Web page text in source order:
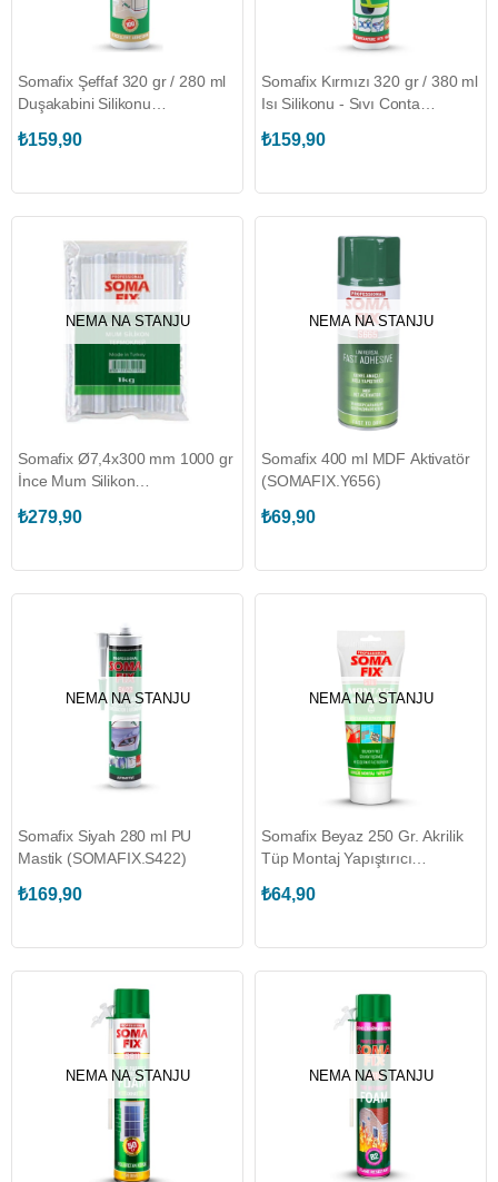
Somafix Şeffaf 320 gr / 280 ml
Duşakabini Silikonu
₺159,90
Somafix Kırmızı 320 gr / 380 ml
Isı Silikonu - Sıvı Conta
₺159,90
NEMA NA STANJU
Somafix Ø7,4x300 mm 1000 gr
İnce Mum Silikon
₺279,90
NEMA NA STANJU
Somafix 400 ml MDF Aktivatör
(SOMAFIX.Y656)
₺69,90
NEMA NA STANJU
Somafix Siyah 280 ml PU
Mastik (SOMAFIX.S422)
₺169,90
NEMA NA STANJU
Somafix Beyaz 250 Gr. Akrilik
Tüp Montaj Yapıştırıcı
₺64,90
NEMA NA STANJU NEMA NA STANJU